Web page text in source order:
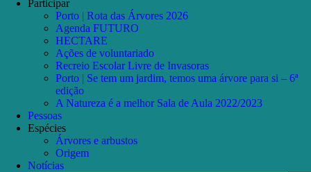
Participar
Porto | Rota das Árvores 2026
Agenda FUTURO
HECTARE
Ações de voluntariado
Recreio Escolar Livre de Invasoras
Porto | Se tem um jardim, temos uma árvore para si – 6ª
edição
A Natureza é a melhor Sala de Aula 2022/2023
Pessoas
Espécies
Árvores e arbustos
Origem
Notícias